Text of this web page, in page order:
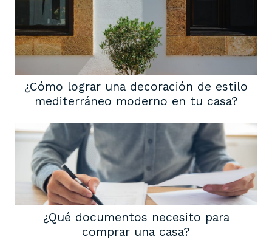
¿Cómo lograr una decoración de estilo
mediterráneo moderno en tu casa?
¿Qué documentos necesito para
comprar una casa?